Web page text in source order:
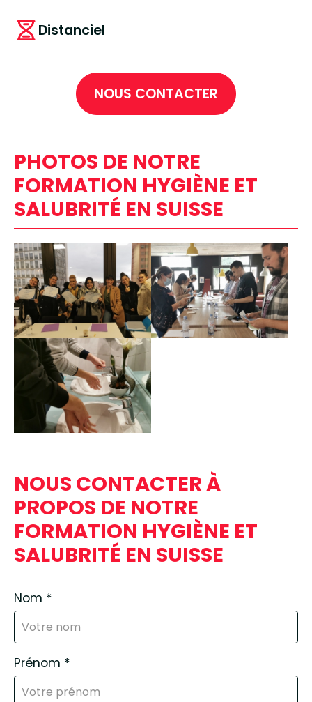
Distanciel
NOUS CONTACTER
PHOTOS DE NOTRE
FORMATION HYGIÈNE ET
SALUBRITÉ EN SUISSE
NOUS CONTACTER À
PROPOS DE NOTRE
FORMATION HYGIÈNE ET
SALUBRITÉ EN SUISSE
Nom *
Prénom *